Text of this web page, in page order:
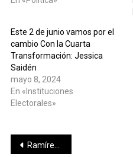
Este 2 de junio vamos por el
cambio Con la Cuarta
Transformación: Jessica
Saidén
mayo 8, 2024
En «Instituciones
Electorales»
Navegación
Ramírez Marín recibirá propuestas de profesionistas para mejorar la ciudad